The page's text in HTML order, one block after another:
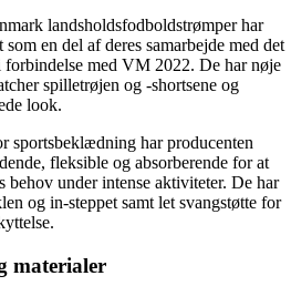
landsholdsfodboldstrømper har
en del af deres samarbejde med det
med VM 2022. De har nøje
spilletrøjen og -shortsene og
look.
sportsbeklædning har producenten
fleksible og absorberende for at
behov under intense aktiviteter. De har
og in-steppet samt let svangstøtte for
materialer